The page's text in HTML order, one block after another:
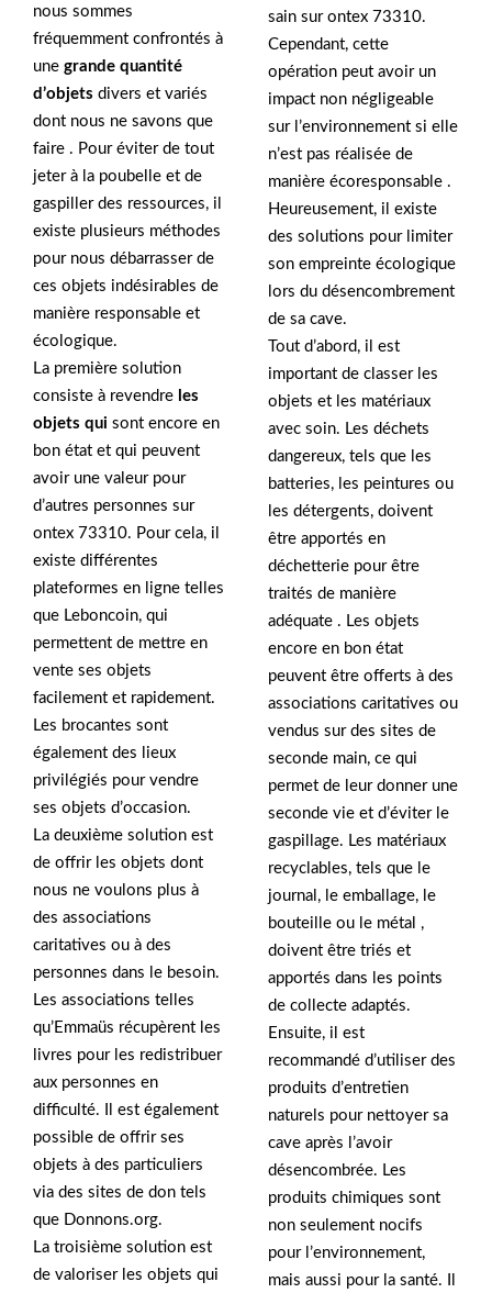
nous sommes
fréquemment confrontés à
une grande quantité
d’objets divers et variés
dont nous ne savons que
faire . Pour éviter de tout
jeter à la poubelle et de
gaspiller des ressources, il
existe plusieurs méthodes
pour nous débarrasser de
ces objets indésirables de
manière responsable et
écologique.
La première solution
consiste à revendre les
objets qui sont encore en
bon état et qui peuvent
avoir une valeur pour
d’autres personnes sur
ontex 73310. Pour cela, il
existe différentes
plateformes en ligne telles
que Leboncoin, qui
permettent de mettre en
vente ses objets
facilement et rapidement.
Les brocantes sont
également des lieux
privilégiés pour vendre
ses objets d’occasion.
La deuxième solution est
de offrir les objets dont
nous ne voulons plus à
des associations
caritatives ou à des
personnes dans le besoin.
Les associations telles
qu’Emmaüs récupèrent les
livres pour les redistribuer
aux personnes en
difficulté. Il est également
possible de offrir ses
objets à des particuliers
via des sites de don tels
que Donnons.org.
La troisième solution est
de valoriser les objets qui
sain sur ontex 73310.
Cependant, cette
opération peut avoir un
impact non négligeable
sur l’environnement si elle
n’est pas réalisée de
manière écoresponsable .
Heureusement, il existe
des solutions pour limiter
son empreinte écologique
lors du désencombrement
de sa cave.
Tout d’abord, il est
important de classer les
objets et les matériaux
avec soin. Les déchets
dangereux, tels que les
batteries, les peintures ou
les détergents, doivent
être apportés en
déchetterie pour être
traités de manière
adéquate . Les objets
encore en bon état
peuvent être offerts à des
associations caritatives ou
vendus sur des sites de
seconde main, ce qui
permet de leur donner une
seconde vie et d’éviter le
gaspillage. Les matériaux
recyclables, tels que le
journal, le emballage, le
bouteille ou le métal ,
doivent être triés et
apportés dans les points
de collecte adaptés.
Ensuite, il est
recommandé d’utiliser des
produits d’entretien
naturels pour nettoyer sa
cave après l’avoir
désencombrée. Les
produits chimiques sont
non seulement nocifs
pour l’environnement,
mais aussi pour la santé. Il